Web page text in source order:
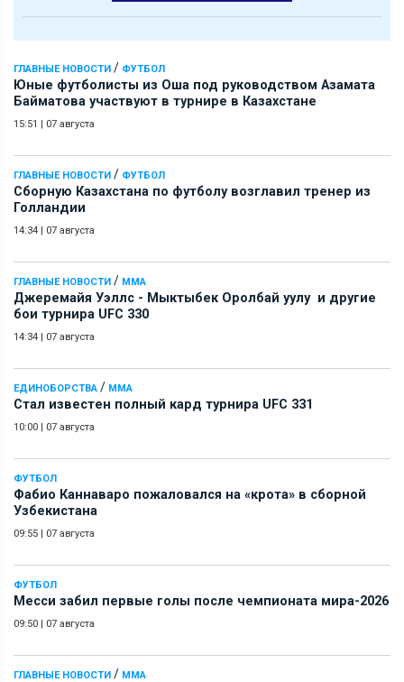
ГЛАВНЫЕ НОВОСТИ / ФУТБОЛ
Юные футболисты из Оша под руководством Азамата
Байматова участвуют в турнире в Казахстане
15:51 | 07 августа
ГЛАВНЫЕ НОВОСТИ / ФУТБОЛ
Сборную Казахстана по футболу возглавил тренер из
Голландии
14:34 | 07 августа
ГЛАВНЫЕ НОВОСТИ / ММА
Джеремайя Уэллс - Мыктыбек Оролбай уулу и другие
бои турнира UFC 330
14:34 | 07 августа
ЕДИНОБОРСТВА / ММА
Стал известен полный кард турнира UFC 331
10:00 | 07 августа
ФУТБОЛ
Фабио Каннаваро пожаловался на «крота» в сборной
Узбекистана
09:55 | 07 августа
ФУТБОЛ
Месси забил первые голы после чемпионата мира-2026
09:50 | 07 августа
ГЛАВНЫЕ НОВОСТИ / ММА